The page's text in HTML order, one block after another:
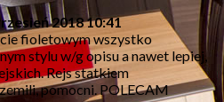
2018 10:41
fioletowym wszystko
stylu w/g opisu a nawet lepiej,
Rejs statkiem
pomocni. POLECAM